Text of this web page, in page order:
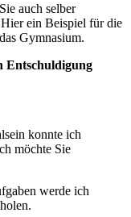
auch selber
ein Beispiel für die
Gymnasium.
Entschuldigung
konnte ich
möchte Sie
werde ich